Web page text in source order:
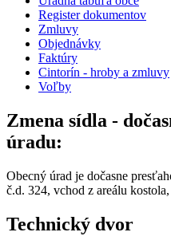
Register dokumentov
Zmluvy
Objednávky
Faktúry
Cintorín - hroby a zmluvy
Voľby
Zmena sídla -
úradu:
Obecný úrad je dočasne
č.d. 324, vchod z areálu
Technický dvor